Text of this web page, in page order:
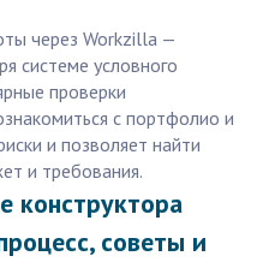
через Workzilla —
системе условного
проверки
с портфолио и
и позволяет найти
и требования.
конструктора
советы и